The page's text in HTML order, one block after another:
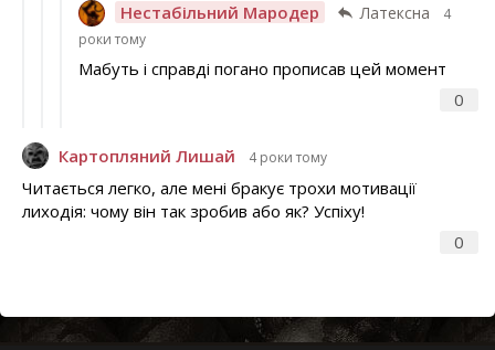
Нестабільний Мародер Латексна
4
роки тому
0
Мабуть і справді погано прописав цей момент
Картопляний Лишай 4 роки тому
0
Читається легко, але мені бракує трохи мотивації
лиходія: чому він так зробив або як? Успіху!